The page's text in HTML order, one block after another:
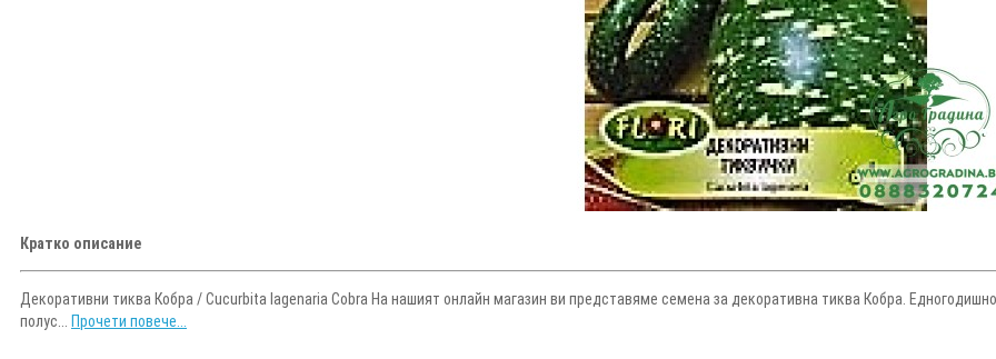
Кратко описание
Декоративни тиква Кобра / Cucurbita lagenaria Cobra На нашият онлайн магазин ви представяме семена за декоративна тиква Кобра.
полус... Прочети повече...